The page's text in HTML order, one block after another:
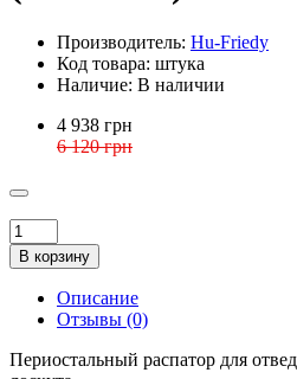
Производитель: Hu-Friedy
Код товара: штука
Наличие: В наличии
4 938 грн
6 120 грн
В корзину
Описание
Отзывы (0)
Периостальный распатор для